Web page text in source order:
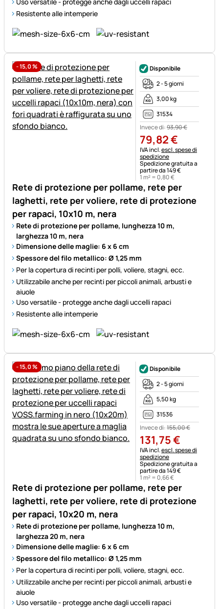
Resistente alle intemperie
-15,0%
Rete di protezione per pollame, rete per
laghetti, rete per voliere, rete di protezione
per rapaci, 10x10 m, nera
Rete di protezione per pollame, lunghezza 10 m,
larghezza 10 m, nera
Dimensione delle maglie: 6 x 6 cm
Spessore del filo metallico: Ø 1,25 mm
Per la copertura di recinti per polli, voliere, stagni, ecc.
Utilizzabile anche per recinti per piccoli animali, arbusti e
aiuole
Uso versatile - protegge anche dagli uccelli rapaci
Resistente alle intemperie
Disponibile
2 - 5 giorni
3,00 kg
31534
Invece di:93,90€
79,82€
Informazioni fiscali:
IVA incl.escl. spese di
spedizione
Spedizione gratuita a
partire da 149 €
1 m² = 0,80€
-15,0%
Rete di protezione per pollame, rete per
laghetti, rete per voliere, rete di protezione
per rapaci, 10x20 m, nera
Rete di protezione per pollame, lunghezza 10 m,
larghezza 20 m, nera
Dimensione delle maglie: 6 x 6 cm
Spessore del filo metallico: Ø 1,25 mm
Per la copertura di recinti per polli, voliere, stagni, ecc.
Utilizzabile anche per recinti per piccoli animali, arbusti e
aiuole
Uso versatile - protegge anche dagli uccelli rapaci
Disponibile
2 - 5 giorni
5,50 kg
31536
Invece di:155,00€
131,75€
Informazioni fiscali:
IVA incl.escl. spese di
spedizione
Spedizione gratuita a
partire da 149 €
1 m² = 0,66€